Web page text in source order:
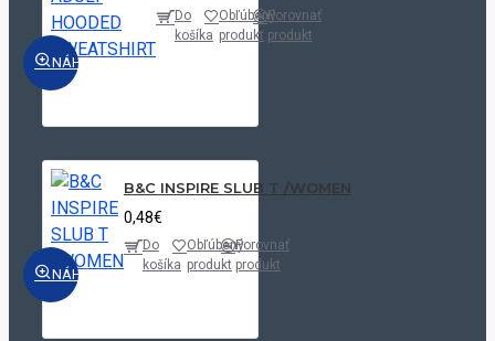
NÁHĽAD
Do
košíka
Obľúbený
produkt
Porovnať
produkt
NÁHĽAD
B&C INSPIRE SLUB T /WOMEN
0,48€
Do
košíka
Obľúbený
produkt
Porovnať
produkt